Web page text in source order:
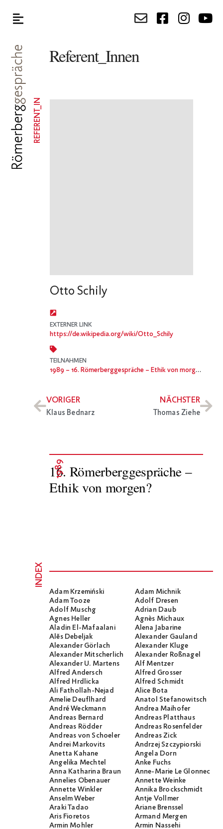
Referent_Innen
REFERENT_IN
Otto Schily
EXTERNER LINK
https://de.wikipedia.org/wiki/Otto_Schily
TEILNAHMEN
1989 – 16. Römerberggespräche – Ethik von morgen?
VORIGER
Klaus Bednarz
NÄCHSTER
Thomas Ziehe
1989
16. Römerberggespräche –
Ethik von morgen?
INDEX
Adam Krzemiński
Adam Michnik
Adam Tooze
Adolf Dresen
Adolf Muschg
Adrian Daub
Agnes Heller
Agnès Michaux
Aladin El-Mafaalani
Alena Jabarine
Alĕs Debeljak
Alexander Gauland
Alexander Görlach
Alexander Kluge
Alexander Mitscherlich
Alexander Roßnagel
Alexander U. Martens
Alf Mentzer
Alfred Andersch
Alfred Grosser
Alfred Hrdlicka
Alfred Schmidt
Ali Fathollah-Nejad
Alice Bota
Amelie Deuflhard
Anatol Stefanowitsch
André Weckmann
Andrea Maihofer
Andreas Bernard
Andreas Platthaus
Andreas Rödder
Andreas Rosenfelder
Andreas von Schoeler
Andreas Zick
Andrei Markovits
Andrzej Szczypiorski
Anetta Kahane
Angela Dorn
Angelika Mechtel
Anke Fuchs
Anna Katharina Braun
Anne-Marie Le Glonnec
Annelies Obenauer
Annette Weinke
Annette Winkler
Annika Brockschmidt
Anselm Weber
Antje Vollmer
Araki Tadao
Ariane Brenssel
Aris Fioretos
Armand Mergen
Armin Mohler
Armin Nassehi